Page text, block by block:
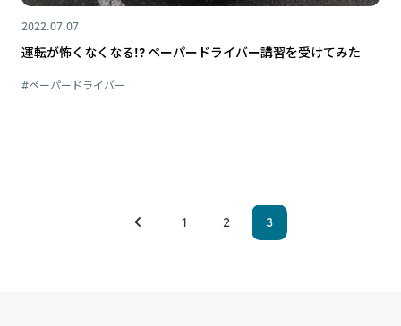
2022.07.07
運転が怖くなくなる!? ペーパードライバー講習を受けてみた
#ペーパードライバー
1 2 3